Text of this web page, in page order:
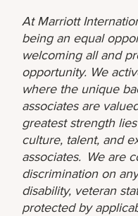
At Marriott
being an equal
welcoming all and
opportunity. We
where the unique
associates are
greatest strength
culture, talent, and
associates. We are
discrimination on
disability, veteran
protected by